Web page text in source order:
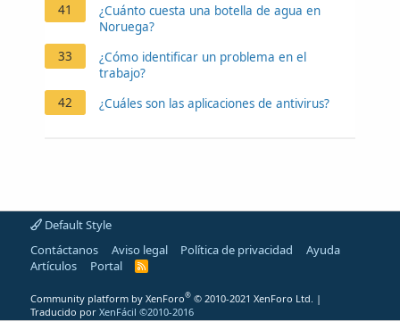
41
¿Cuánto cuesta una botella de agua en
Noruega?
33
¿Cómo identificar un problema en el
trabajo?
42
¿Cuáles son las aplicaciones de antivirus?
Default Style
Contáctanos
Aviso legal Política de privacidad
Ayuda
Artículos
Portal
R
S
Community platform by XenForo® © 2010-2021 XenForo Ltd. |
Traducido por XenFácil ©2010-2016
Addon provided by xfworld.net ©2000-2022